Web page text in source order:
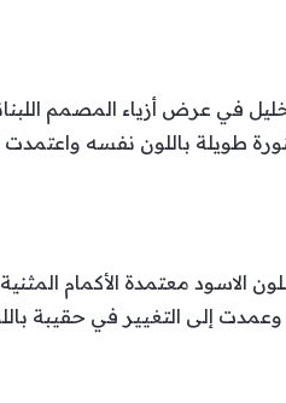
خليل في عرض أزياء المصمم
طويلة باللون نفسه واعتمدت
الاسود معتمدة الأكمام
إلى التغيير في حقيبة